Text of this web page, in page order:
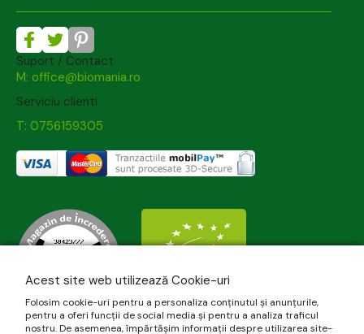
Suport / Contact
M: office@biomania.ro
Serviciu clienti
T: 0756159305
Acest site web utilizează Cookie-uri
Folosim cookie-uri pentru a personaliza conținutul și anunțurile,
pentru a oferi funcții de social media și pentru a analiza traficul
nostru. De asemenea, împărtășim informații despre utilizarea site-